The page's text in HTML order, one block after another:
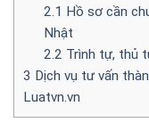
2.1 Hồ sơ cần
Nhật
2.2 Trình tự, thủ
3 Dịch vụ tư vấn
Luatvn.vn